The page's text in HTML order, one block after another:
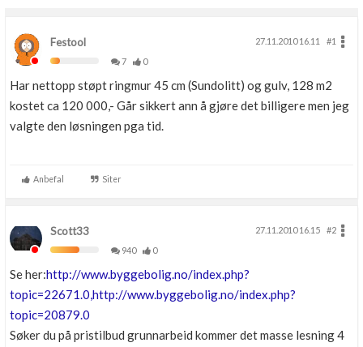
Festool 27.11.2010 16.11
#1
7
0
Har nettopp støpt ringmur 45 cm (Sundolitt) og gulv, 128 m2
kostet ca 120 000,- Går sikkert ann å gjøre det billigere men jeg
valgte den løsningen pga tid.
Anbefal Siter
Scott33 27.11.2010 16.15
#2
940
0
Se her:http://www.byggebolig.no/index.php?
topic=22671.0,http://www.byggebolig.no/index.php?
topic=20879.0
Søker du på pristilbud grunnarbeid kommer det masse lesning 4